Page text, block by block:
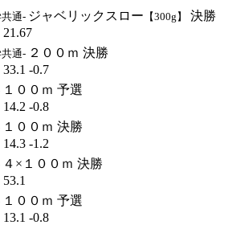
通- ジャベリックスロー 【300g】
決勝
21.67
通- ２００ｍ 決勝
-0.7
１００ｍ 予選
14.2 -0.8
１００ｍ 決勝
14.3 -1.2
４×１００ｍ 決勝
53.1
１００ｍ 予選
13.1 -0.8